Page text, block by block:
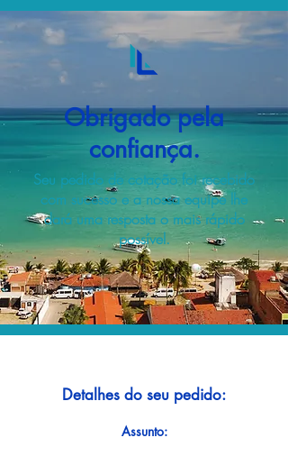
Obrigado pela
confiança.
Seu pedido de cotação foi recebido
com sucesso e a nossa equipe lhe
dará uma resposta o mais rápido
possível.
Detalhes do seu pedido:
Assunto: